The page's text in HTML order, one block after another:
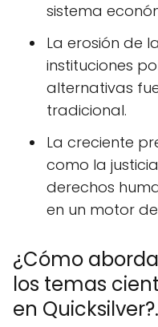
sistema
La erosión de
instituciones
alternativas
tradicional.
La creciente
como la
derechos
en un motor
¿Cómo
los temas
en Quicksilver?.